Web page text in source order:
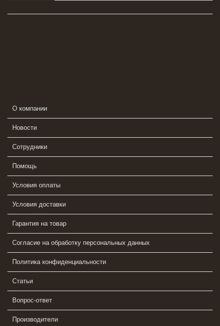
О компании
Новости
Сотрудники
Помощь
Условия оплаты
Условия доставки
Гарантия на товар
Согласие на обработку персональных данных
Политика конфиденциальности
Статьи
Вопрос-ответ
Производители